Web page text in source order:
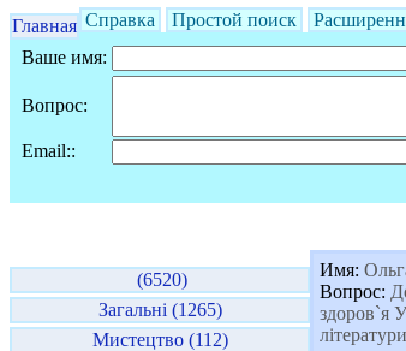
Главная Справка Простой поиск
Ваше имя:
Вопрос:
Email::
(6520)
Загальні (1265)
Мистецтво (112)
Имя:
Вопрос:
здоров`я